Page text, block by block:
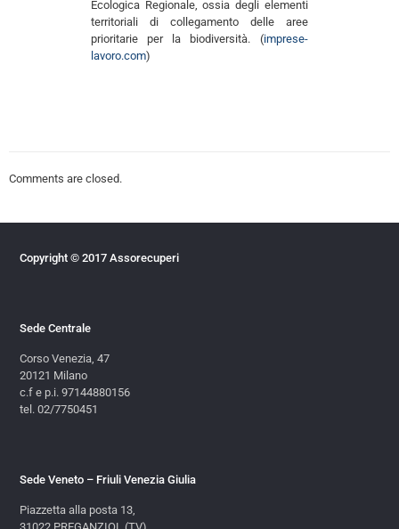
Ecologica Regionale, ossia degli elementi
territoriali di collegamento delle aree
prioritarie per la biodiversità. (imprese-
lavoro.com)
Comments are closed.
Copyright © 2017 Assorecuperi
Sede Centrale
Corso Venezia, 47
20121 Milano
c.f e p.i. 97144880156
tel. 02/7750451
Sede Veneto – Friuli Venezia Giulia
Piazzetta alla posta 13,